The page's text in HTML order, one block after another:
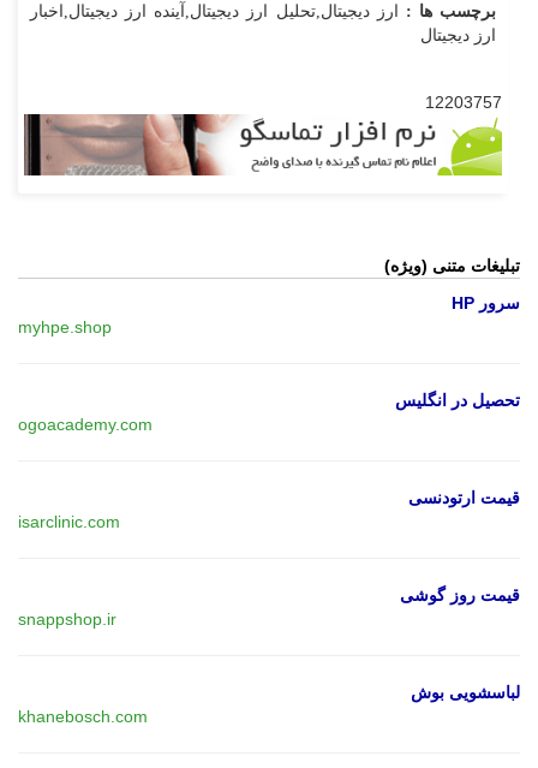
برچسب ها :
ارز دیجیتال,تحلیل ارز دیجیتال,آینده ارز دیجیتال,اخبار
ارز دیجیتال
12203757
تبلیغات متنی (ویژه)
سرور HP
myhpe.shop
تحصیل در انگلیس
ogoacademy.com
قیمت ارتودنسی
isarclinic.com
قیمت روز گوشی
snappshop.ir
لباسشویی بوش
khanebosch.com